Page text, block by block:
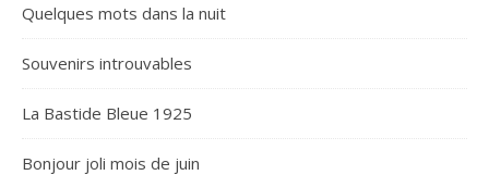
Quelques mots dans la nuit
Souvenirs introuvables
La Bastide Bleue 1925
Bonjour joli mois de juin